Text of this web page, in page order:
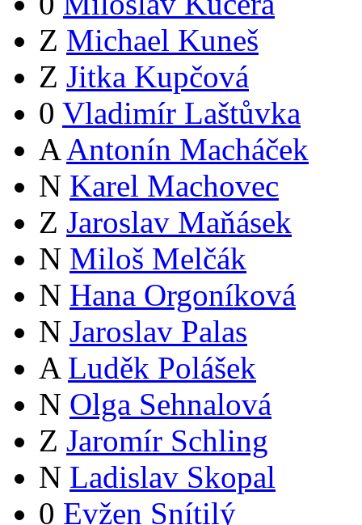
Z Michael Kuneš
Z Jitka Kupčová
0 Vladimír Laštůvka
A Antonín Macháček
N Karel Machovec
Z Jaroslav Maňásek
N Miloš Melčák
N Hana Orgoníková
N Jaroslav Palas
A Luděk Polášek
N Olga Sehnalová
Z Jaromír Schling
N Ladislav Skopal
0 Evžen Snítilý